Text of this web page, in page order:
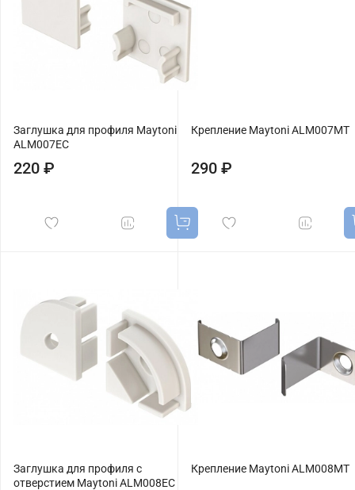
Заглушка для профиля Maytoni
ALM007EC
220 ₽
Крепление Maytoni ALM007MT
290 ₽
Заглушка для профиля с
отверстием Maytoni ALM008EC
Крепление Maytoni ALM008MT